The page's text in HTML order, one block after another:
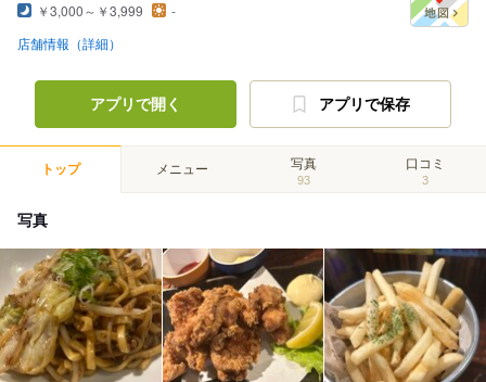
￥3,000～￥3,999 -
店舗情報（詳細）
アプリで開く アプリで保存
トップ メニュー 写真
93
口コミ
3
写真